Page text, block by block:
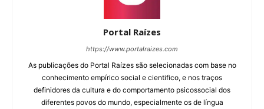
Portal Raízes
https://www.portalraizes.com
As publicações do Portal Raízes são selecionadas com base no
conhecimento empírico social e cientifico, e nos traços
definidores da cultura e do comportamento psicossocial dos
diferentes povos do mundo, especialmente os de língua